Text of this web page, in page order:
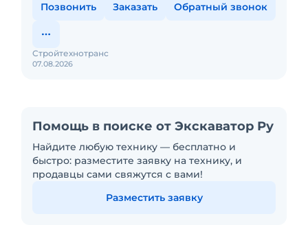
Позвонить Заказать Обратный звонок
07.08.2026
Стройтехнотранс
Помощь в поиске от Экскаватор Ру
Найдите любую технику — бесплатно и
быстро: разместите заявку на технику, и
продавцы сами свяжутся с вами!
Разместить заявку